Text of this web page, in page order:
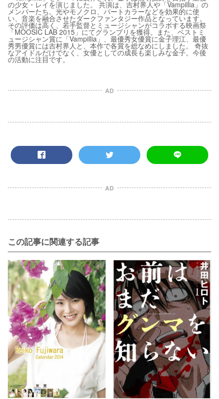
の少女・レイを演じました。 共演は、吉村界人や「Vampillia」の
メンバーたち。光やモノクロ、パートカラーなどを効果的に使
い、音楽を融合させたダークファンタジー作品となっています。
その評価は高く、若手監督とミュージシャンがコラボする映画祭
「MOOSIC LAB 2015」にてグランプリを獲得。また、ベストミ
ュージシャン賞に「Vampillia」、最優秀女優賞に金子理江、最優
秀男優賞には吉村界人と、本作で各賞を総なめにしました。 奇抜
なアイドルだけでなく、女優としての成長も楽しみな金子。今後
の活動に注目です。
AD
AD
この記事に関連する記事